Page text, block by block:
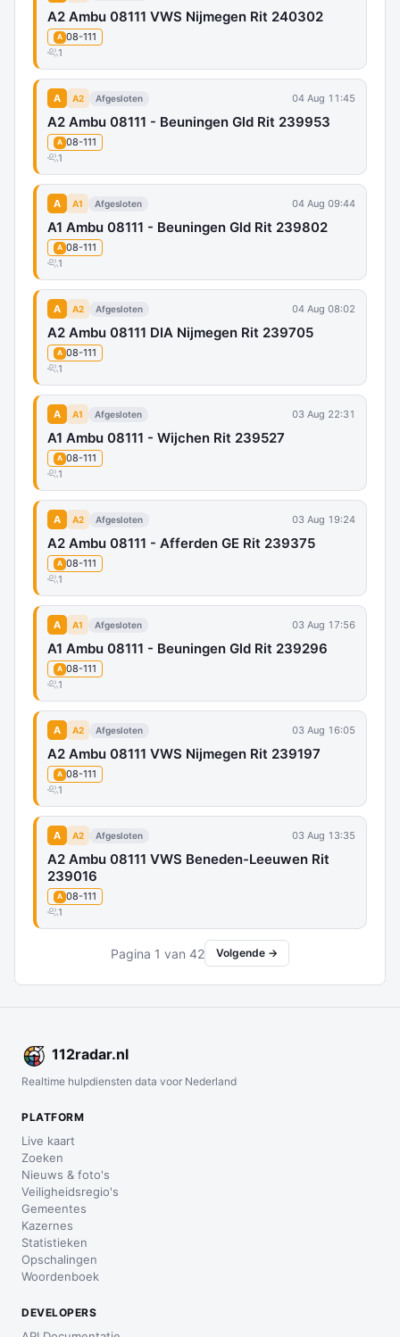
A2 Ambu 08111 VWS Nijmegen Rit 240302
A 08-111
1
A A2 Afgesloten 04 Aug 11:45
A2 Ambu 08111 - Beuningen Gld Rit 239953
A 08-111
1
A A1 Afgesloten 04 Aug 09:44
A1 Ambu 08111 - Beuningen Gld Rit 239802
A 08-111
1
A A2 Afgesloten 04 Aug 08:02
A2 Ambu 08111 DIA Nijmegen Rit 239705
A 08-111
1
A A1 Afgesloten 03 Aug 22:31
A1 Ambu 08111 - Wijchen Rit 239527
A 08-111
1
A A2 Afgesloten 03 Aug 19:24
A2 Ambu 08111 - Afferden GE Rit 239375
A 08-111
1
A A1 Afgesloten 03 Aug 17:56
A1 Ambu 08111 - Beuningen Gld Rit 239296
A 08-111
1
A A2 Afgesloten 03 Aug 16:05
A2 Ambu 08111 VWS Nijmegen Rit 239197
A 08-111
1
A A2 Afgesloten 03 Aug 13:35
A2 Ambu 08111 VWS Beneden-Leeuwen Rit
239016
A 08-111
1
Pagina 1 van 42 Volgende →
112radar.nl
Realtime hulpdiensten data voor Nederland
PLATFORM
Live kaart
Zoeken
Nieuws & foto's
Veiligheidsregio's
Gemeentes
Kazernes
Statistieken
Opschalingen
Woordenboek
DEVELOPERS